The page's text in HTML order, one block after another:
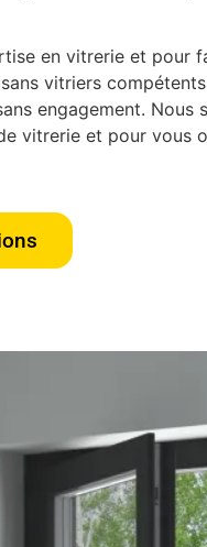
en vitrerie et pour
vitriers
engagement. Nous
vitrerie et pour vous